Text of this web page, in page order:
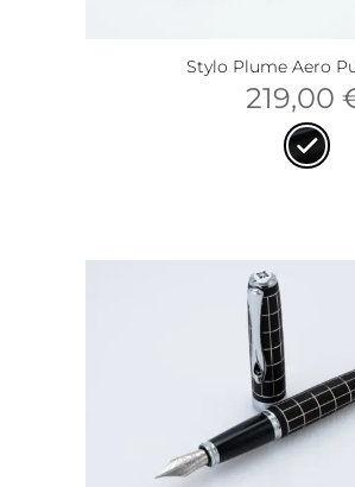
Stylo Plume Aero
219,00